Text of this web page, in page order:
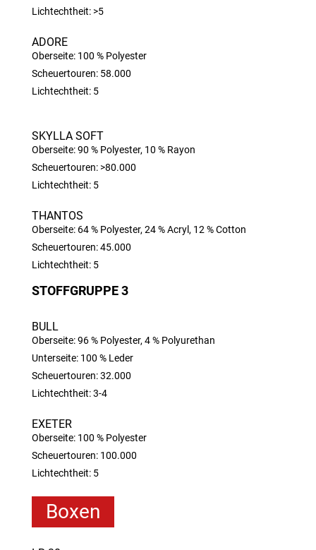
Lichtechtheit: >5
ADORE
Oberseite: 100 % Polyester
Scheuertouren: 58.000
Lichtechtheit: 5
SKYLLA SOFT
Oberseite: 90 % Polyester, 10 % Rayon
Scheuertouren: >80.000
Lichtechtheit: 5
THANTOS
Oberseite: 64 % Polyester, 24 % Acryl, 12 % Cotton
Scheuertouren: 45.000
Lichtechtheit: 5
STOFFGRUPPE 3
BULL
Oberseite: 96 % Polyester, 4 % Polyurethan
Unterseite: 100 % Leder
Scheuertouren: 32.000
Lichtechtheit: 3-4
EXETER
Oberseite: 100 % Polyester
Scheuertouren: 100.000
Lichtechtheit: 5
Boxen